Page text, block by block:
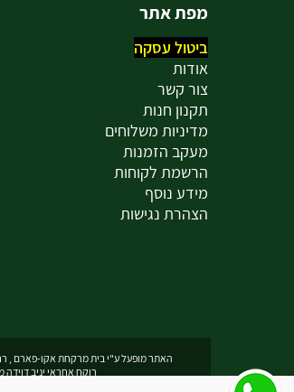
מפת אתר
ביטול עסקה
אודות
צור קשר
תקנון חנות
מדיניות משלוחים
מעקב הזמנות
הרשמת לקוחות
מידע נוסף
הצהרת נגישות
האתר מופעל ע"י בית מרקחת אקו-פארם , רחוב עוזי
רוקח אחראי יניב דוידה מס'